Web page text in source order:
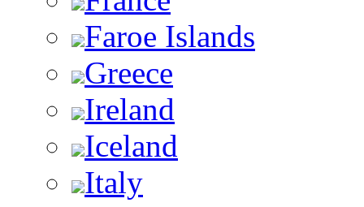
Faroe Islands
Greece
Ireland
Iceland
Italy